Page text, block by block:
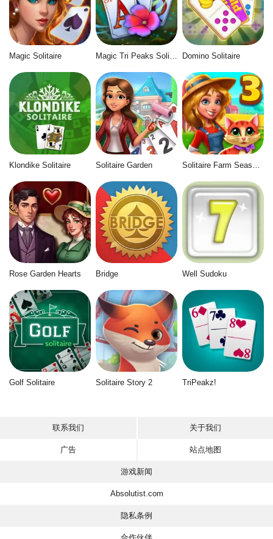
Magic Solitaire Magic Tri Peaks Solitaire Domino Solitaire
Klondike Solitaire Solitaire Garden
Rose Garden Hearts Bridge Well Sudoku
Golf Solitaire Solitaire Story 2 TriPeakz!
联系我们 关于我们
广告 站点地图
游戏新闻
Absolutist.com
隐私条例